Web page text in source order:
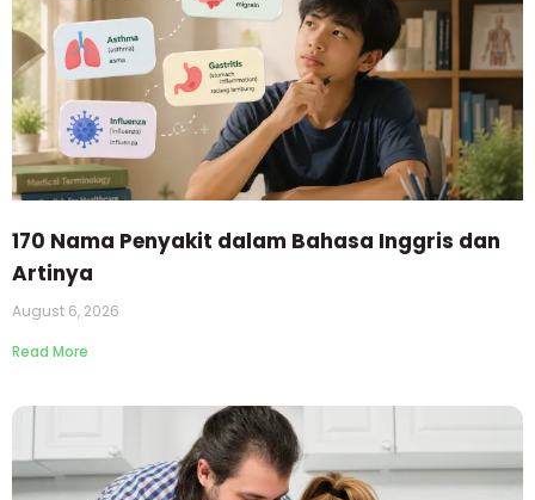
170 Nama Penyakit dalam Bahasa Inggris dan
Artinya
August 6, 2026
Read More